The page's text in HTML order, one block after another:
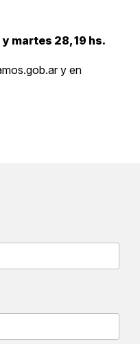
martes 28, 19 hs.
y en